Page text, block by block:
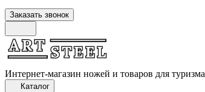
Заказать звонок
Интернет-магазин ножей и товаров для туризма
Каталог